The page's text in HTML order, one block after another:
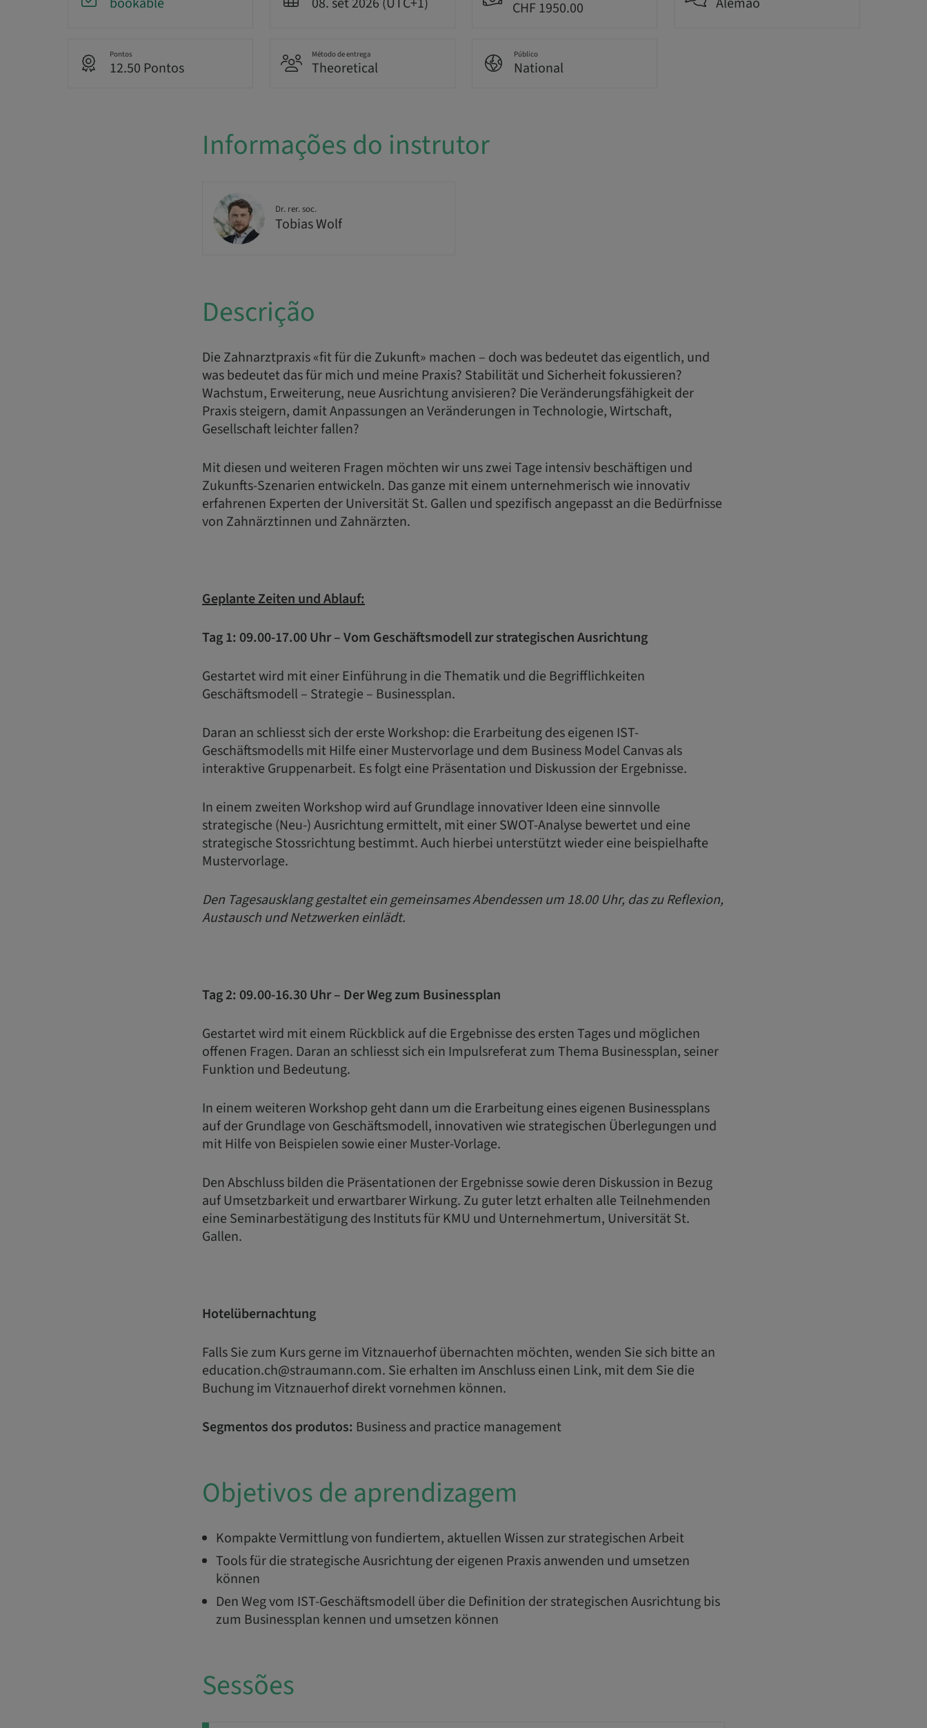
CHF 1950.00
Pontos
12.50 Pontos
Método de entrega
Theoretical
Público
National
Informações do instrutor
Dr. rer. soc.
Tobias Wolf
Descrição
Die Zahnarztpraxis «fit für die Zukunft» machen – doch was bedeutet das eigentlich, und
was bedeutet das für mich und meine Praxis? Stabilität und Sicherheit fokussieren?
Wachstum, Erweiterung, neue Ausrichtung anvisieren? Die Veränderungsfähigkeit der
Praxis steigern, damit Anpassungen an Veränderungen in Technologie, Wirtschaft,
Gesellschaft leichter fallen?
Mit diesen und weiteren Fragen möchten wir uns zwei Tage intensiv beschäftigen und
Zukunfts-Szenarien entwickeln. Das ganze mit einem unternehmerisch wie innovativ
erfahrenen Experten der Universität St. Gallen und spezifisch angepasst an die Bedürfnisse
von Zahnärztinnen und Zahnärzten.
Geplante Zeiten und Ablauf:
Tag 1: 09.00-17.00 Uhr – Vom Geschäftsmodell zur strategischen Ausrichtung
Gestartet wird mit einer Einführung in die Thematik und die Begrifflichkeiten
Geschäftsmodell – Strategie – Businessplan.
Daran an schliesst sich der erste Workshop: die Erarbeitung des eigenen IST-
Geschäftsmodells mit Hilfe einer Mustervorlage und dem Business Model Canvas als
interaktive Gruppenarbeit. Es folgt eine Präsentation und Diskussion der Ergebnisse.
In einem zweiten Workshop wird auf Grundlage innovativer Ideen eine sinnvolle
strategische (Neu-) Ausrichtung ermittelt, mit einer SWOT-Analyse bewertet und eine
strategische Stossrichtung bestimmt. Auch hierbei unterstützt wieder eine beispielhafte
Mustervorlage.
Den Tagesausklang gestaltet ein gemeinsames Abendessen um 18.00 Uhr, das zu Reflexion,
Austausch und Netzwerken einlädt.
Tag 2: 09.00-16.30 Uhr – Der Weg zum Businessplan
Gestartet wird mit einem Rückblick auf die Ergebnisse des ersten Tages und möglichen
offenen Fragen. Daran an schliesst sich ein Impulsreferat zum Thema Businessplan, seiner
Funktion und Bedeutung.
In einem weiteren Workshop geht dann um die Erarbeitung eines eigenen Businessplans
auf der Grundlage von Geschäftsmodell, innovativen wie strategischen Überlegungen und
mit Hilfe von Beispielen sowie einer Muster-Vorlage.
Den Abschluss bilden die Präsentationen der Ergebnisse sowie deren Diskussion in Bezug
auf Umsetzbarkeit und erwartbarer Wirkung. Zu guter letzt erhalten alle Teilnehmenden
eine Seminarbestätigung des Instituts für KMU und Unternehmertum, Universität St.
Gallen.
Hotelübernachtung
Falls Sie zum Kurs gerne im Vitznauerhof übernachten möchten, wenden Sie sich bitte an
education.ch@straumann.com. Sie erhalten im Anschluss einen Link, mit dem Sie die
Buchung im Vitznauerhof direkt vornehmen können.
Segmentos dos produtos: Business and practice management
Objetivos de aprendizagem
Kompakte Vermittlung von fundiertem, aktuellen Wissen zur strategischen Arbeit
Tools für die strategische Ausrichtung der eigenen Praxis anwenden und umsetzen
können
Den Weg vom IST-Geschäftsmodell über die Definition der strategischen Ausrichtung bis
zum Businessplan kennen und umsetzen können
Sessões